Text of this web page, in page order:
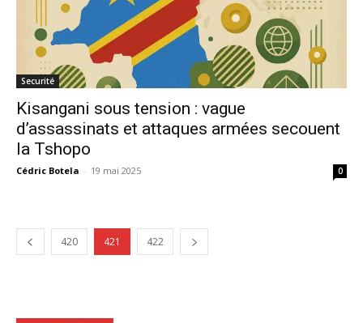
Securité
Kisangani sous tension : vague
d’assassinats et attaques armées secouent
la Tshopo
Cédric Botela - 19 mai 2025 0
420 421 422